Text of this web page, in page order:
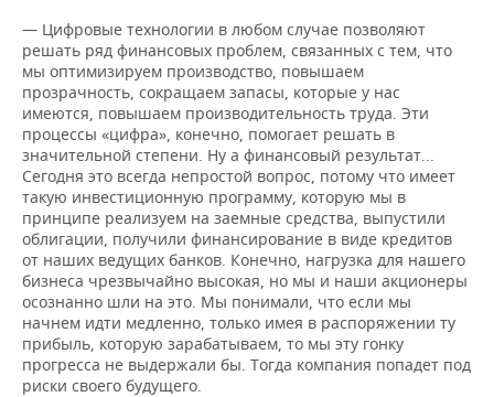
— Цифровые технологии в любом случае позволяют
решать ряд финансовых проблем, связанных с тем, что
мы оптимизируем производство, повышаем
прозрачность, сокращаем запасы, которые у нас
имеются, повышаем производительность труда. Эти
процессы «цифра», конечно, помогает решать в
значительной степени. Ну а финансовый результат...
Сегодня это всегда непростой вопрос, потому что имеет
такую инвестиционную программу, которую мы в
принципе реализуем на заемные средства, выпустили
облигации, получили финансирование в виде кредитов
от наших ведущих банков. Конечно, нагрузка для нашего
бизнеса чрезвычайно высокая, но мы и наши акционеры
осознанно шли на это. Мы понимали, что если мы
начнем идти медленно, только имея в распоряжении ту
прибыль, которую зарабатываем, то мы эту гонку
прогресса не выдержали бы. Тогда компания попадет под
риски своего будущего.